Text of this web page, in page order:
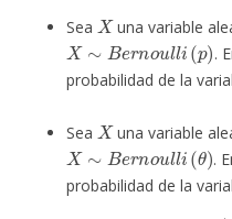
Sea
X
una variable
X∼ Berno ulli(p)
.
probabilidad de la
Sea
X
una variable
X∼ Berno ulli(θ)
.
probabilidad de la